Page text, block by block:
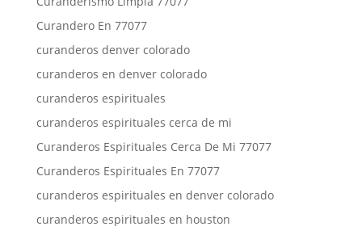
Curandero En 77077
curanderos denver colorado
curanderos en denver colorado
curanderos espirituales
curanderos espirituales cerca de mi
Curanderos Espirituales Cerca De Mi 77077
Curanderos Espirituales En 77077
curanderos espirituales en denver colorado
curanderos espirituales en houston